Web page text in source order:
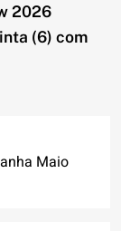
2026
(6) com
Maio